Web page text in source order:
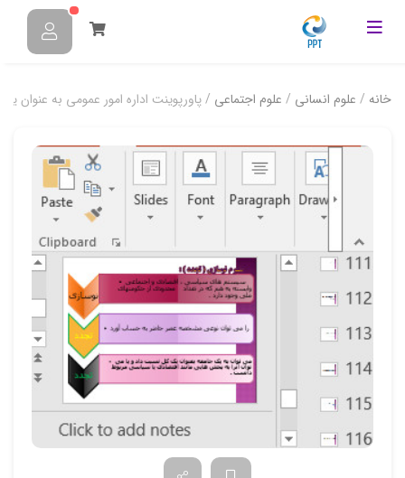
خانه / علوم انسانی / علوم اجتماعی / پاورپوینت اداره امور عمومي به عنوان